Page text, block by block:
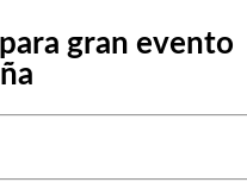
gran evento